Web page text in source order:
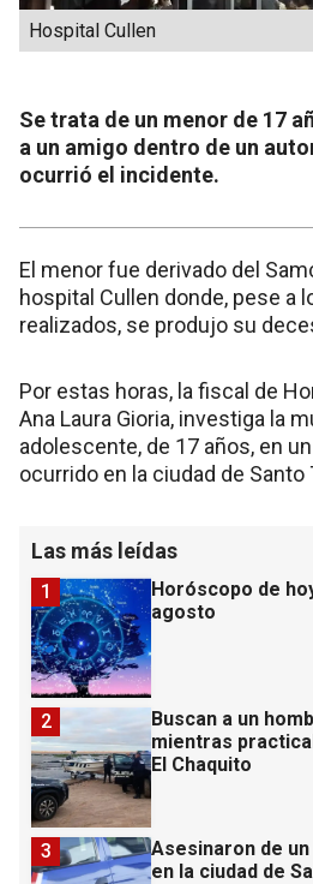
Hospital Cullen
Se trata de un menor de 17
a un amigo dentro de un
ocurrió el incidente.
El menor fue derivado del
hospital Cullen donde, pese a
realizados, se produjo su
Por estas horas, la fiscal de
Ana Laura Gioria, investiga la
adolescente, de 17 años, en
ocurrido en la ciudad de Santo
Las más leídas
Horóscopo de
agosto
1
Buscan a un
mientras
El Chaquito
2
Asesinaron de
en la ciudad de
3